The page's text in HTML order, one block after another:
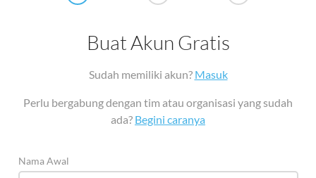
Buat Akun Gratis
Sudah memiliki akun? Masuk
Perlu bergabung dengan tim atau organisasi yang sudah
ada? Begini caranya
Nama Awal